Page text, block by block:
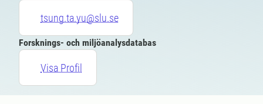
tsung.ta.yu@slu.se
Forsknings- och miljöanalysdatabas
Visa Profil